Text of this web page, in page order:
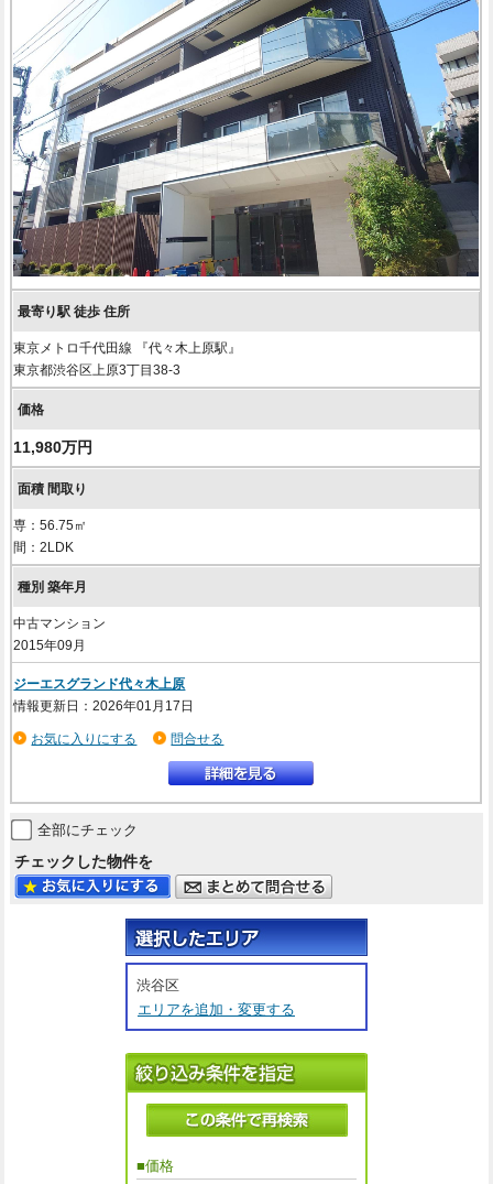
東京メトロ千代田線 『代々木上原駅』
東京都渋谷区上原3丁目38-3
11,980万円
専：56.75㎡
間：2LDK
中古マンション
2015年09月
ジーエスグランド代々木上原
情報更新日：2026年01月17日
お気に入りにする 問合せる
全部にチェック
チェックした物件を
渋谷区
エリアを追加・変更する
■価格